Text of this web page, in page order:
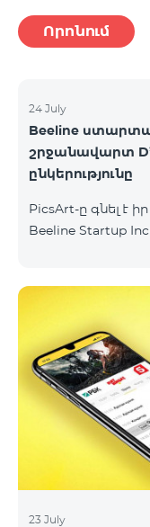
Որոնում
24 July
Beeline
շրջանավարտ
ընկերությունը
PicsArt-ը գնել է
Beeline Startup
ստեղծել
PicsArt-ն
հասած
PicsArt-ի
օգտատերերին
պատկերներ և
կենտրոնանում է
23 July